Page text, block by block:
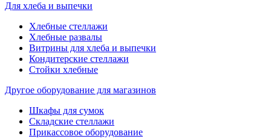
Для хлеба и выпечки
Хлебные стеллажи
Хлебные развалы
Витрины для хлеба и выпечки
Кондитерские стеллажи
Стойки хлебные
Другое оборудование для магазинов
Шкафы для сумок
Складские стеллажи
Прикассовое оборудование